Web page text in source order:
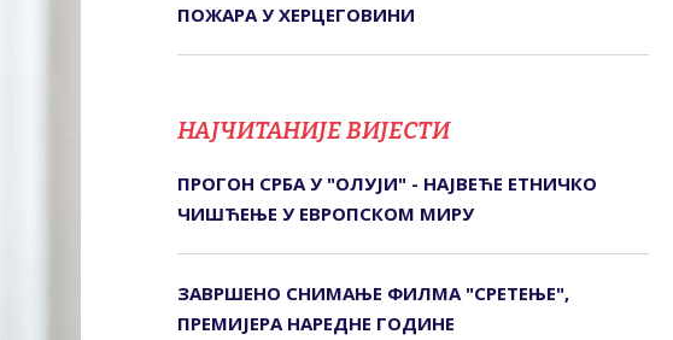
ПОЖАРА У ХЕРЦЕГОВИНИ
НАЈЧИТАНИЈЕ ВИЈЕСТИ
ПРОГОН СРБА У "ОЛУЈИ" - НАЈВЕЋЕ ЕТНИЧКО
ЧИШЋЕЊЕ У ЕВРОПСКОМ МИРУ
ЗАВРШЕНО СНИМАЊЕ ФИЛМА "СРЕТЕЊЕ",
ПРЕМИЈЕРА НАРЕДНЕ ГОДИНЕ